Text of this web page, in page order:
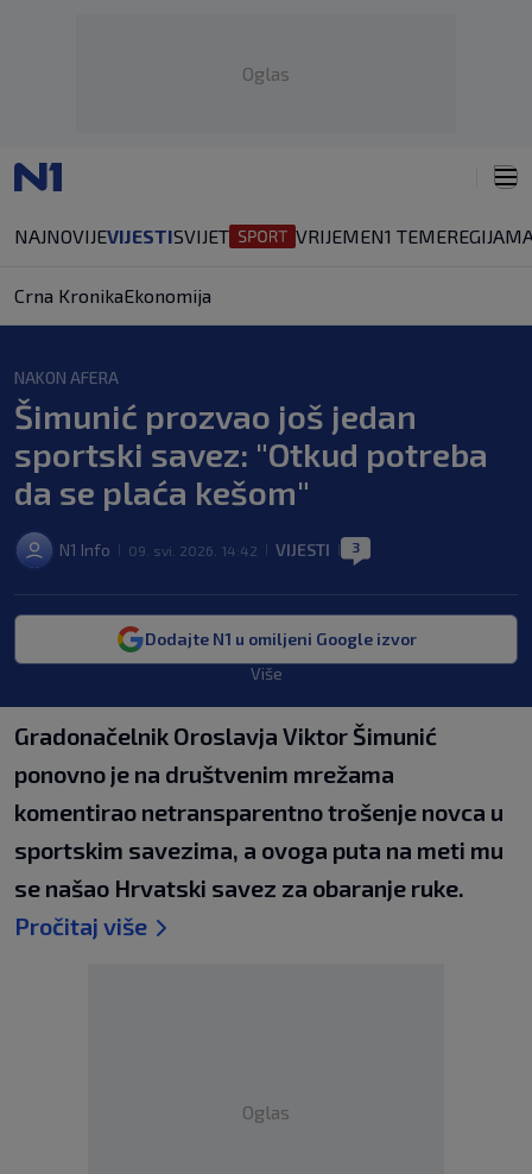
Oglas
NAJNOVIJEVIJESTISVIJET VRIJEMEN1 TEMEREGIJA
Crna KronikaEkonomija
NAKON AFERA
Šimunić prozvao još jedan
sportski savez: "Otkud potreba
da se plaća kešom"
N1 Info 09. svi. 2026. 14:42 VIJESTI 3
Dodajte N1 u omiljeni Google izvor
Više
Gradonačelnik Oroslavja Viktor Šimunić
ponovno je na društvenim mrežama
komentirao netransparentno trošenje novca u
sportskim savezima, a ovoga puta na meti mu
se našao Hrvatski savez za obaranje ruke.
Pročitaj više
Oglas